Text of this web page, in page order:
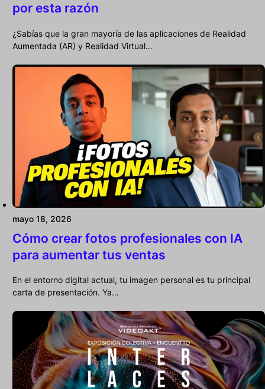
por esta razón
¿Sabías que la gran mayoría de las aplicaciones de Realidad
Aumentada (AR) y Realidad Virtual…
mayo 18, 2026
Cómo crear fotos profesionales con IA
para aumentar tus ventas
En el entorno digital actual, tu imagen personal es tu principal
carta de presentación. Ya…